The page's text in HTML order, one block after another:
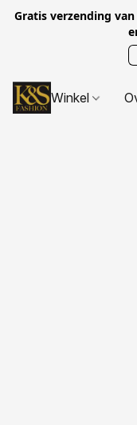
Gratis verzending
Winkel